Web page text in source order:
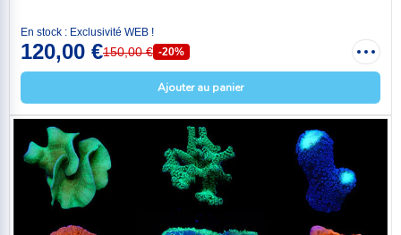
En stock : Exclusivité WEB !
120,00 €150,00 € -20%
Ajouter au panier